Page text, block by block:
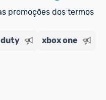
promoções dos termos
duty xbox one